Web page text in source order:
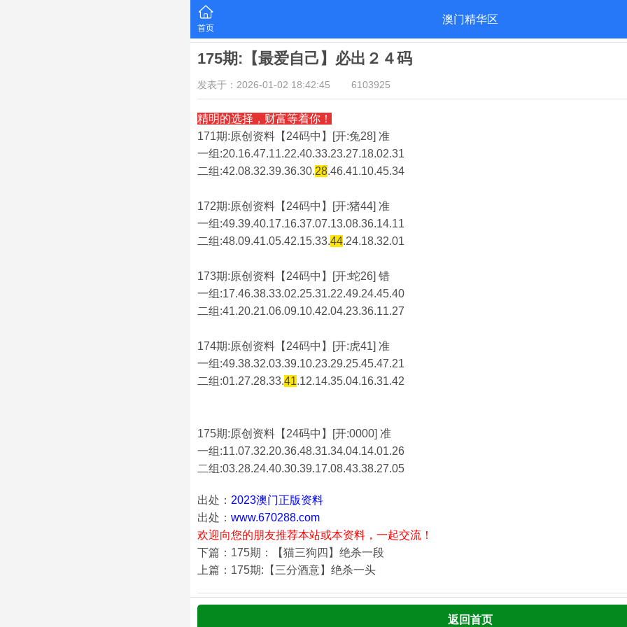
首页
澳门精华区
175期:【最爱自己】必出２４码
发表于：2026-01-02 18:42:45 6103925
精明的选择，财富等着你！
171期:原创资料【24码中】[开:兔28] 准
一组:20.16.47.11.22.40.33.23.27.18.02.31
二组:42.08.32.39.36.30.28.46.41.10.45.34
172期:原创资料【24码中】[开:猪44] 准
一组:49.39.40.17.16.37.07.13.08.36.14.11
二组:48.09.41.05.42.15.33.44.24.18.32.01
173期:原创资料【24码中】[开:蛇26] 错
一组:17.46.38.33.02.25.31.22.49.24.45.40
二组:41.20.21.06.09.10.42.04.23.36.11.27
174期:原创资料【24码中】[开:虎41] 准
一组:49.38.32.03.39.10.23.29.25.45.47.21
二组:01.27.28.33.41.12.14.35.04.16.31.42
175期:原创资料【24码中】[开:0000] 准
一组:11.07.32.20.36.48.31.34.04.14.01.26
二组:03.28.24.40.30.39.17.08.43.38.27.05
出处： 2023澳门正版资料
出处： www.670288.com
欢迎向您的朋友推荐本站或本资料，一起交流！
下篇：175期：【猫三狗四】绝杀一段
上篇：175期:【三分酒意】绝杀一头
返回首页